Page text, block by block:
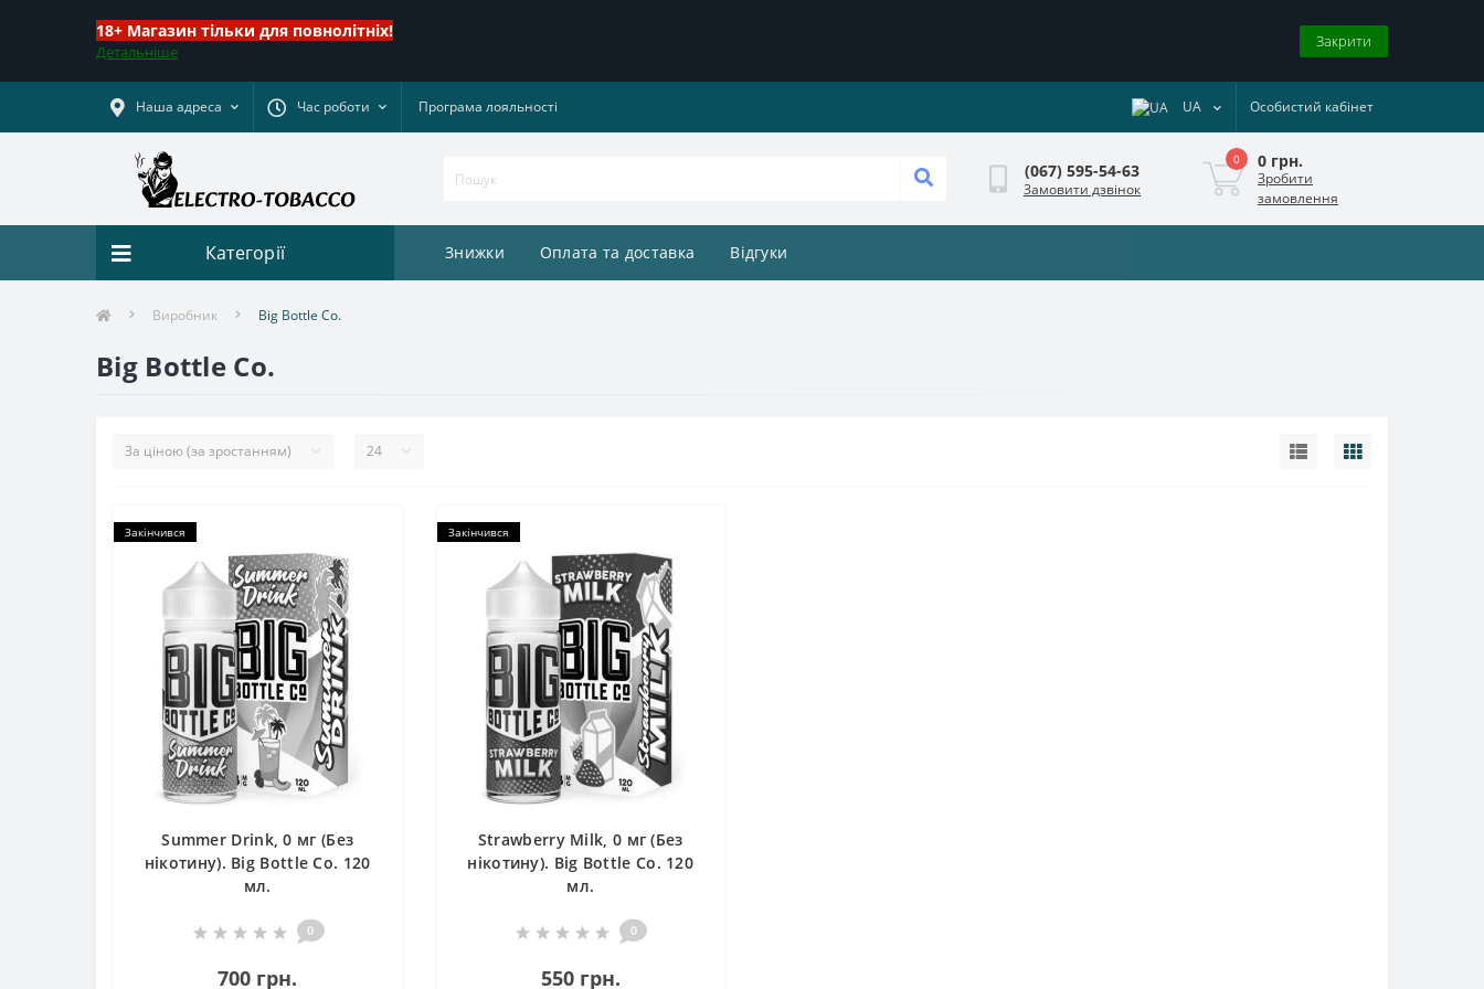
18+ Магазин тільки для повнолітніх!
Детальніше
Закрити
Наша адреса Час роботи Програма лояльності UA Особистий кабінет
(067) 595-54-63
Замовити дзвінок
0 0 грн.
Зробити
замовлення
Категорії Знижки Оплата та доставка Відгуки
Виробник Big Bottle Co.
Big Bottle Co.
Закінчився
Summer Drink, 0 мг (Без
нікотину). Big Bottle Co. 120
мл.
0
700 грн.
Закінчився
Strawberry Milk, 0 мг (Без
нікотину). Big Bottle Co. 120
мл.
0
550 грн.